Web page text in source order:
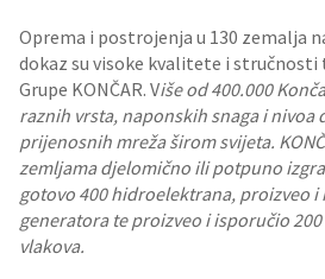
Oprema i postrojenja u 130 zemalja
dokaz su visoke kvalitete i
Grupe KONČAR. Više od 400.000
raznih vrsta, naponskih snaga i
prijenosnih mreža širom svijeta.
zemljama djelomično ili potpuno
gotovo 400 hidroelektrana, proizveo i
generatora te proizveo i isporučio
vlakova.